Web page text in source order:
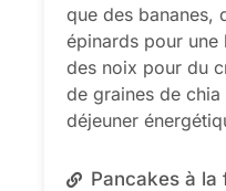
que des bananes,
épinards pour une
des noix pour du
de graines de
déjeuner
Pancakes à